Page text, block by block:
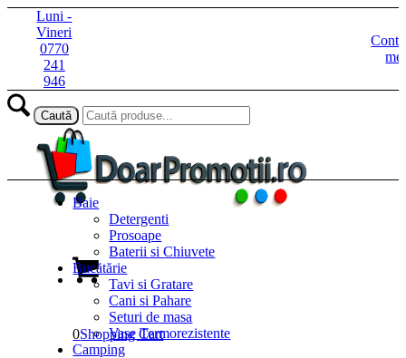
Luni -
Vineri
0770
241
946
0Shopping Cart
Baie
Detergenti
Prosoape
Baterii si Chiuvete
Bucătărie
Tavi si Gratare
Cani si Pahare
Seturi de masa
Vase Termorezistente
Camping